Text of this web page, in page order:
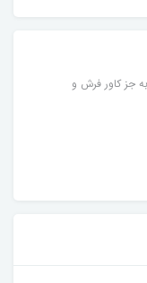
تومان (به جز کاور فرش و